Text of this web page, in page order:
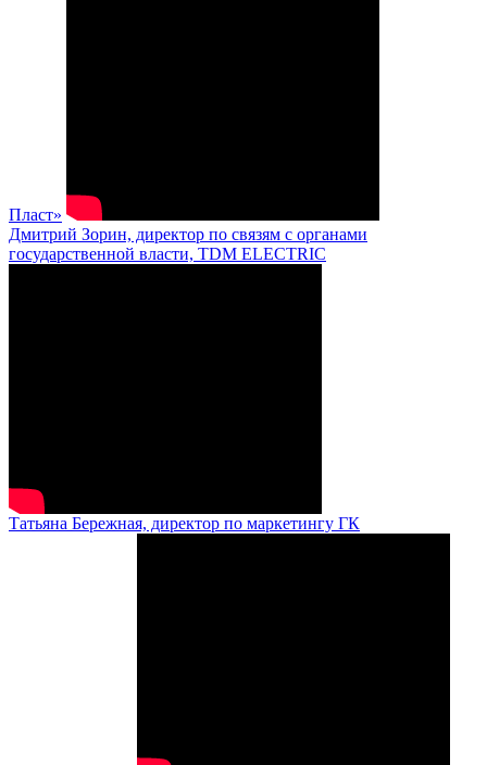
Пласт»
Дмитрий Зорин, директор по связям с органами
государственной власти, TDM ELECTRIC
Татьяна Бережная, директор по маркетингу ГК